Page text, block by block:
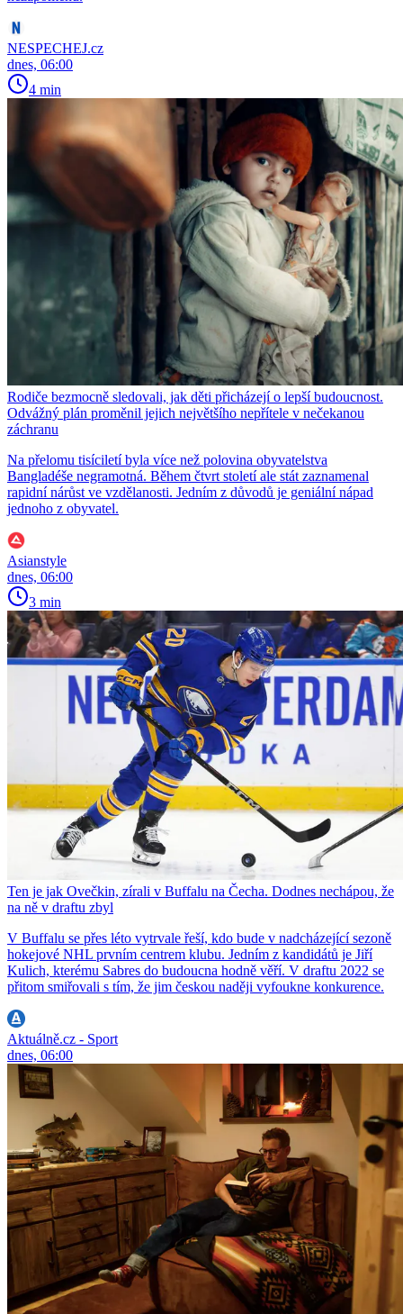
NESPECHEJ.cz
dnes, 06:00
4 min
Rodiče bezmocně sledovali, jak děti přicházejí o lepší budoucnost.
Odvážný plán proměnil jejich největšího nepřítele v nečekanou
záchranu
Na přelomu tisíciletí byla více než polovina obyvatelstva
Bangladéše negramotná. Během čtvrt století ale stát zaznamenal
rapidní nárůst ve vzdělanosti. Jedním z důvodů je geniální nápad
jednoho z obyvatel.
Asianstyle
dnes, 06:00
3 min
Ten je jak Ovečkin, zírali v Buffalu na Čecha. Dodnes nechápou, že
na ně v draftu zbyl
V Buffalu se přes léto vytrvale řeší, kdo bude v nadcházející sezoně
hokejové NHL prvním centrem klubu. Jedním z kandidátů je Jiří
Kulich, kterému Sabres do budoucna hodně věří. V draftu 2022 se
přitom smiřovali s tím, že jim českou naději vyfoukne konkurence.
Aktuálně.cz - Sport
dnes, 06:00